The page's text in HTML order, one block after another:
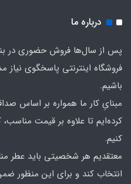
درباره ما
پس از سال‌ها فروش حضوری در
فروشگاه اینترنتی پاسخگوی نیاز
باشیم.
مبنایِ کار ما همواره بر اساس
کرده‌ایم تا علاوه بر قیمت
کنیم.
معتقدیم هر شخصیتی باید عطر
انتخاب کند و برای این منظور